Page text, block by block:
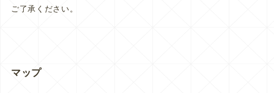
ご了承ください。
マップ